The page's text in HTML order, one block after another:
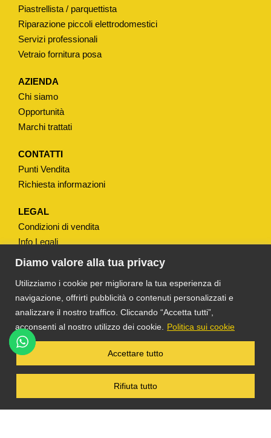
Diamo valore alla tua privacy
Utilizziamo i cookie per migliorare la tua esperienza di
navigazione, offrirti pubblicità o contenuti personalizzati e
analizzare il nostro traffico. Cliccando “Accetta tutti”,
acconsenti al nostro utilizzo dei cookie.
Politica sui cookie
Rifiuta tutto
Accettare tutto
4
5
M
M
n
à
Piastrellista / parquettista
Riparazione piccoli elettrodomestici
Servizi professionali
Vetraio fornitura posa
AZIENDA
Chi siamo
Opportunità
Marchi trattati
CONTATTI
Punti Vendita
Richiesta informazioni
LEGAL
Condizioni di vendita
Info Legali
Note Legali
TS DACOM
S.R.L. UNIPERSONALE P. IVA
03055900231 © COPYRIGHT 2025 TUTTI I